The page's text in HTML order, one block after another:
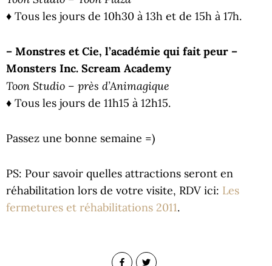
♦ Tous les jours de 10h30 à 13h et de 15h à 17h.
– Monstres et Cie, l’académie qui fait peur –
Monsters Inc. Scream Academy
Toon Studio – près d’Animagique
♦ Tous les jours de 11h15 à 12h15.
Passez une bonne semaine =)
PS: Pour savoir quelles attractions seront en
réhabilitation lors de votre visite, RDV ici: Les
fermetures et réhabilitations 2011.